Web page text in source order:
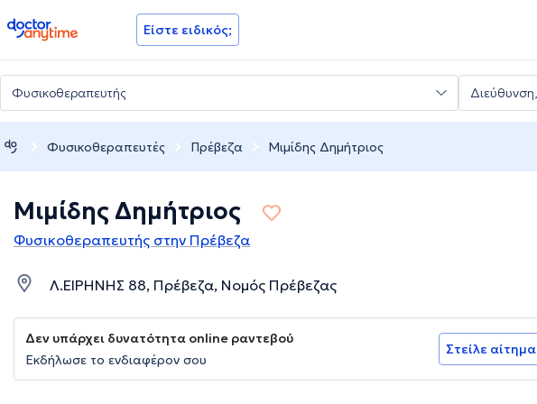
doctoranytime Είστε ειδικός;
Φυσικοθεραπευτές Πρέβεζα Μιμίδης Δημήτριος
Μιμίδης Δημήτριος
Φυσικοθεραπευτής στην Πρέβεζα
Λ.ΕΙΡΗΝΗΣ 88, Πρέβεζα, Νομός Πρέβεζας
Δεν υπάρχει δυνατότητα online ραντεβού
Εκδήλωσε το ενδιαφέρον σου
Στείλε αίτημα